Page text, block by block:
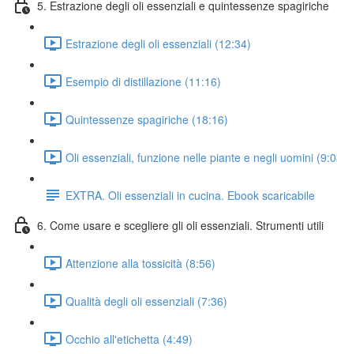
5. Estrazione degli oli essenziali e quintessenze spagiriche
Estrazione degli oli essenziali (12:34)
Esempio di distillazione (11:16)
Quintessenze spagiriche (18:16)
Oli essenziali, funzione nelle piante e negli uomini
EXTRA. Oli essenziali in cucina. Ebook scaricabile
6. Come usare e scegliere gli oli essenziali. Strumenti utili
Attenzione alla tossicità (8:56)
Qualità degli oli essenziali (7:36)
Occhio all'etichetta (4:49)